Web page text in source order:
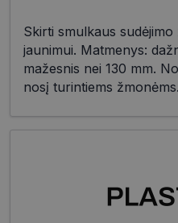
Skirti smulkaus
jaunimui. Matmenys:
mažesnis nei 130 mm.
nosį turintiems žmonėms.